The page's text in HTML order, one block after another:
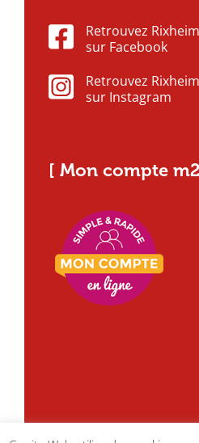
Retrouvez Rixheim
sur Facebook
Retrouvez Rixheim
sur Instagram
[ Mon compte